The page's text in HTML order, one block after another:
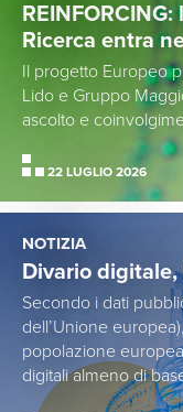
Ricerca entra
Il progetto Europeo
Lido e Gruppo
ascolto e
22 LUGLIO 2026
NOTIZIA
Divario digitale,
Secondo i dati
dell’Unione
popolazione
digitali almeno di